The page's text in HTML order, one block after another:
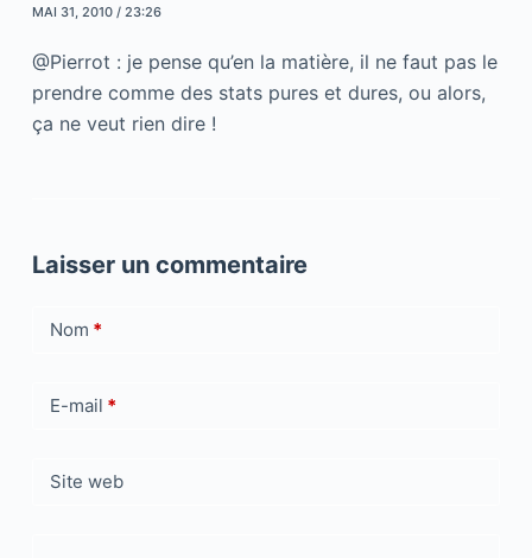
MAI 31, 2010 / 23:26
@Pierrot : je pense qu’en la matière, il ne faut pas le
prendre comme des stats pures et dures, ou alors,
ça ne veut rien dire !
Laisser un commentaire
Nom *
E-mail *
Site web